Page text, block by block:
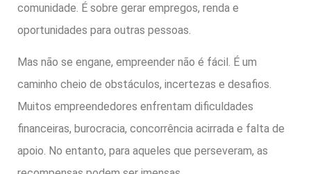
comunidade. É sobre gerar empregos, renda e
oportunidades para outras pessoas.
Mas não se engane, empreender não é fácil. É um
caminho cheio de obstáculos, incertezas e desafios.
Muitos empreendedores enfrentam dificuldades
financeiras, burocracia, concorrência acirrada e falta de
apoio. No entanto, para aqueles que perseveram, as